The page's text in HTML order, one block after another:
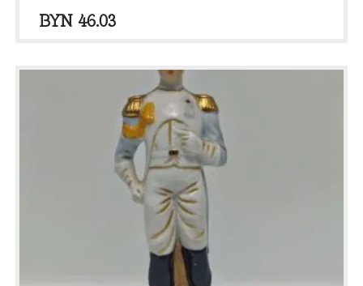
BYN 46.03